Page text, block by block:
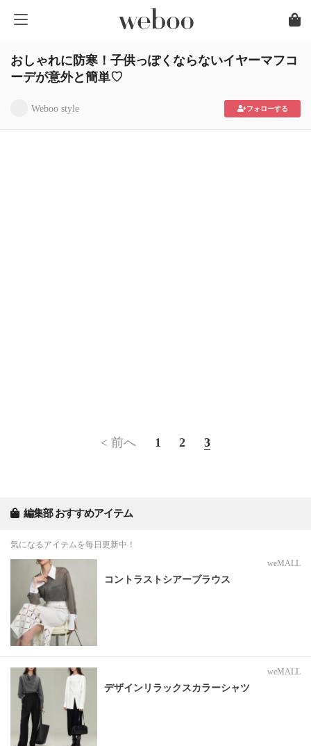
おしゃれに防寒！子供っぽくならないイヤーマフコ
ーデが意外と簡単♡
Weboo style フォローする
< 前へ 1 2 3
編集部 おすすめアイテム
気になるアイテムを毎日更新中！
weMALL
コントラストシアーブラウス
weMALL
デザインリラックスカラーシャツ